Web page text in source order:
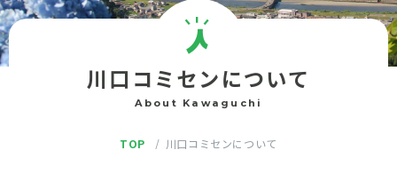
川口コミセンについて
About Kawaguchi
TOP 川口コミセンについて
住所 長岡市東川口1979-130